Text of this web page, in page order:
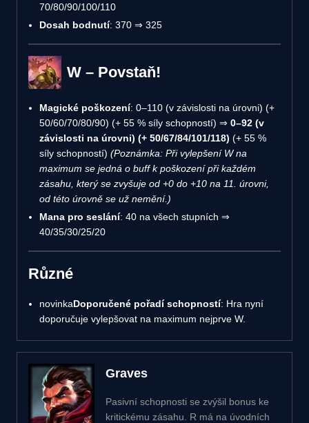
70/80/90/100/110
Dosah bodnutí: 370 ⇒ 325
W – Povstaň!
Magické poškození: 0–110 (v závislosti na úrovni) (+
50/60/70/80/90) (+ 55 % síly schopností) ⇒ 0–92 (v
závislosti na úrovni) (+ 50/67/84/101/118) (+ 55 %
síly schopností) (Poznámka: Při vylepšení W na
maximum se jedná o buff k poškození při každém
zásahu, který se zvyšuje od +0 do +10 na 11. úrovni,
od této úrovně se už nemění.)
Mana pro seslání: 40 na všech stupních ⇒
40/35/30/25/20
Různé
novinkaDoporučené pořadí schopností: Hra nyní
doporučuje vylepšovat na maximum nejprve W.
Graves
Pasivní schopnosti se zvýšil bonus ke
kritickému zásahu. R má na úvodních